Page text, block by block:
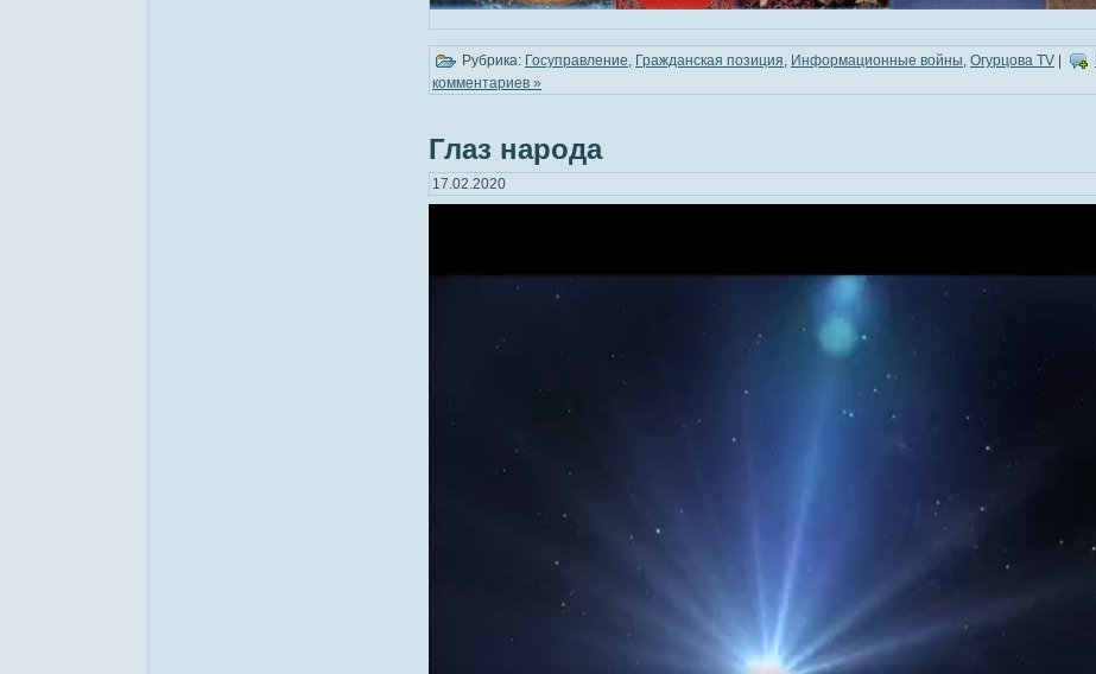
Рубрика: Госуправление, Гражданская позиция, Информационные войны, Огурцова TV
комментариев »
Глаз народа
17.02.2020